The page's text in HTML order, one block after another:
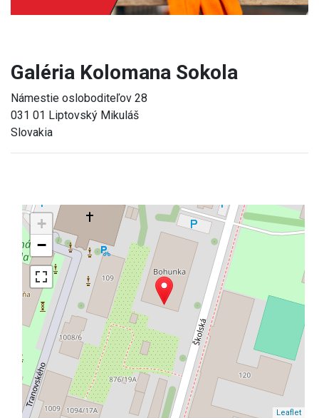
Galéria Kolomana Sokola
Námestie osloboditeľov 28
031 01 Liptovský Mikuláš
Slovakia
+
−
Leaflet